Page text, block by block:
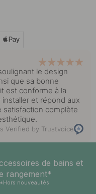
le design
que sa bonne
est conforme à la
et répond aux
satisfaction complète
Verified by Trustvoice
de bains et
rangement*
*Hors nouveautés